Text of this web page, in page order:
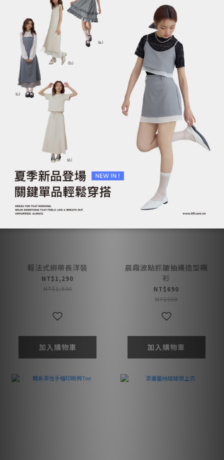
微透雪紡繫帶蛋糕上衣套
裝
NT$990
NT$1,290
加入購物車
雙層垂墜感層次長洋裝
NT$1,390
NT$1,690
加入購物車
輕法式綁帶長洋裝
NT$1,290
NT$1,590
加入購物車
晨霧波點抓皺抽繩造型襯
衫
NT$690
NT$990
加入購物車